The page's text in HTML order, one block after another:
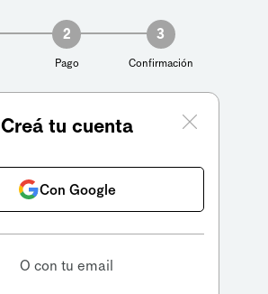
2
Pago
3
Confirmación
Creá tu cuenta
Con Google
O con tu email